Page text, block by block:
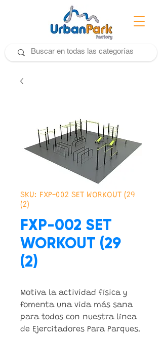
SKU: FXP-002 SET WORKOUT (29
(2)
FXP-002 SET
WORKOUT (29
(2)
Motiva la actividad física y
fomenta una vida más sana
para todos con nuestra línea
de Ejercitadores Para Parques.